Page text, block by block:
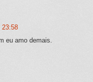
23:58
eu amo demais.